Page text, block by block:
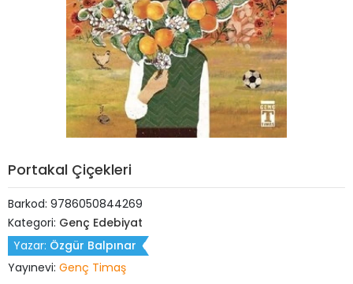
Portakal Çiçekleri
Barkod: 9786050844269
Kategori: Genç Edebiyat
Yazar: Özgür Balpınar
Yayınevi: Genç Timaş